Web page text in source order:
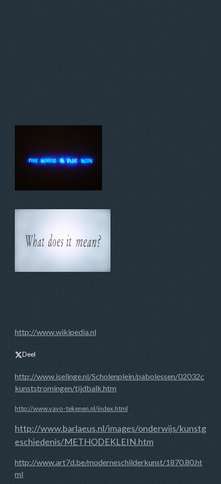
http://www.wikipedia.nl
Deel
http://www.iselinge.nl/Scholenplein/pabolessen/02032c
kunststromingen/tijdbalk.htm
http://www.vavo-tekenen.nl/index.html
http://www.barlaeus.nl/images/onderwijs/kunstg
eschiedenis/METHODEKLEIN.htm
http://www.art7d.be/moderneschilderkunst/1870.80.ht
ml